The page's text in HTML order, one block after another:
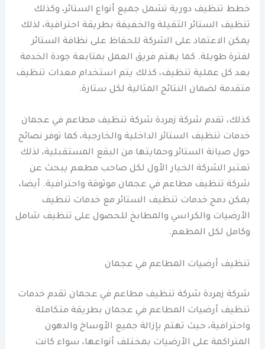
خطط تنظيف دورية تشمل جميع أنواع الستائر، وكذلك
تنظيف الستائر الثقيلة والخفيفة بطريقة احترافية، لذلك
يمكن الاعتماد على الشركة للحفاظ على نظافة الستائر
لفترة طويلة. كما يهتم فريق العمل بمتابعة جودة الخدمة
بعد كل عملية تنظيف، كذلك يتم استخدام معدات تنظيف
متقدمة لضمان النتائج المثالية لكل ستارة.
كذلك، تقدم شركة زمردة شركة تنظيف مطاعم في عجمان
خدمات تنظيف الستائر الداخلية والخارجية، كما توفر نصائح
حول صيانة الستائر وحمايتها من البقع المستقبلية، لذلك
تعتبر الشركة الخيار الأول لكل صاحب مطعم يبحث عن
شركة تنظيف مطاعم في عجمان موثوقة واحترافية. أيضا،
يمكن دمج خدمات تنظيف الستائر مع خدمات تنظيف
الأرضيات والكراسي والمطابخ للحصول على تنظيف شامل
وكامل لكل المطعم.
تنظيف أرضيات المطاعم في عجمان
شركة زمردة شركة تنظيف مطاعم في عجمان تقدم خدمات
تنظيف أرضيات المطاعم في عجمان بطريقة متكاملة
واحترافية، حيث تهتم بإزالة جميع الأوساخ والدهون
المتراكمة على الأرضيات بمختلف أنواعها، سواء كانت